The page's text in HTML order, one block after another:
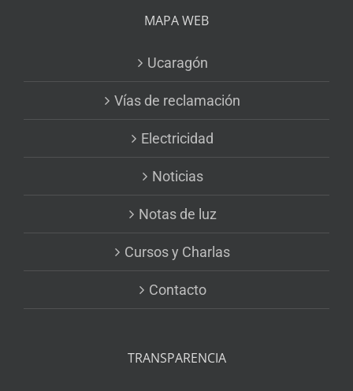
MAPA WEB
Ucaragón
Vías de reclamación
Electricidad
Noticias
Notas de luz
Cursos y Charlas
Contacto
TRANSPARENCIA